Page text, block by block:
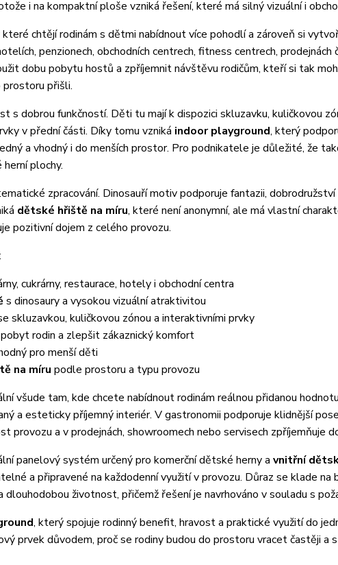
i na kompaktní ploše vzniká řešení, které má silný vizuální i
chtějí rodinám s dětmi nabídnout více pohodlí a zároveň si
penzionech, obchodních centrech, fitness centrech, prodejnách
dobu pobytu hostů a zpříjemnit návštěvu rodičům, kteří si tak
prostoru přišli.
dobrou funkčností. Děti tu mají k dispozici skluzavku, kuličkovou
v přední části. Díky tomu vzniká indoor playground, který
a vhodný i do menších prostor. Pro podnikatele je důležité, že
plochy.
zpracování. Dinosauří motiv podporuje fantazii,
dětské hřiště na míru, které není anonymní, ale má vlastní
pozitivní dojem z celého provozu.
cukrárny, restaurace, hotely i obchodní centra
s dinosaury a vysokou vizuální atraktivitou
skluzavkou, kuličkovou zónou a interaktivními prvky
rodin a zlepšit zákaznický komfort
pro menší děti
na míru podle prostoru a typu provozu
všude tam, kde chcete nabídnout rodinám reálnou přidanou
a esteticky příjemný interiér. V gastronomii podporuje klidnější
provozu a v prodejnách, showroomech nebo servisech zpříjemňuje
panelový systém určený pro komerční dětské herny a vnitřní
a připravené na každodenní využití v provozu. Důraz se klade na
životnost, přičemž řešení je navrhováno v souladu s
, který spojuje rodinný benefit, hravost a praktické využití do
prvek důvodem, proč se rodiny budou do prostoru vracet častěji a